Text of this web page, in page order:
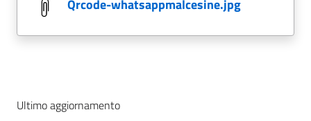
qrcode-whatsappmalcesine.jpg
Ultimo aggiornamento